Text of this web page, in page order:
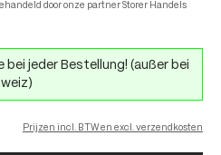
door onze partner Storer Handels
jeder Bestellung! (außer bei
Prijzen incl. BTW en excl. verzendkosten